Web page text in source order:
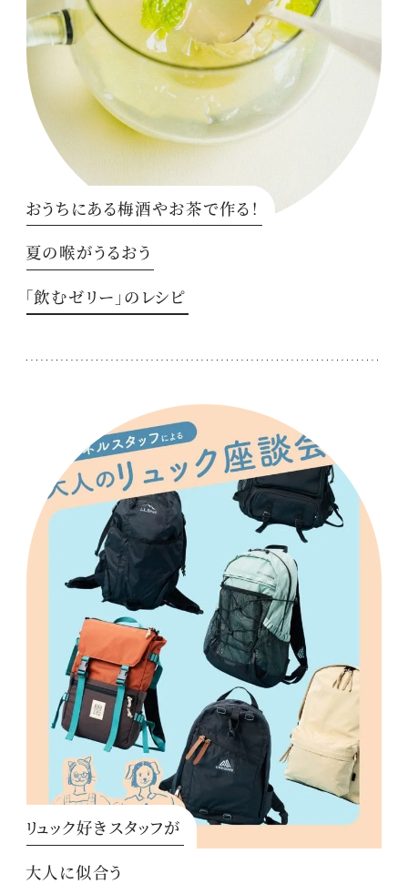
おうちにある梅酒やお茶で作る！
夏の喉がうるおう
「飲むゼリー」のレシピ
リュック好きスタッフが
大人に似合う